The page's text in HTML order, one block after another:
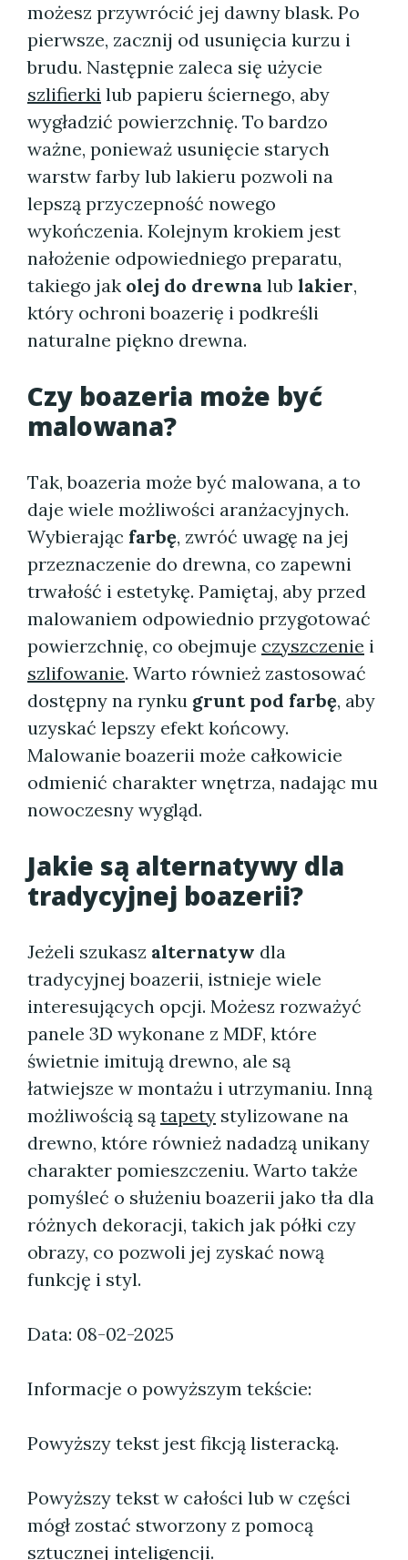
możesz przywrócić jej dawny blask. Po
pierwsze, zacznij od usunięcia kurzu i
brudu. Następnie zaleca się użycie
szlifierki lub papieru ściernego, aby
wygładzić powierzchnię. To bardzo
ważne, ponieważ usunięcie starych
warstw farby lub lakieru pozwoli na
lepszą przyczepność nowego
wykończenia. Kolejnym krokiem jest
nałożenie odpowiedniego preparatu,
takiego jak olej do drewna lub lakier,
który ochroni boazerię i podkreśli
naturalne piękno drewna.
Czy boazeria może być
malowana?
Tak, boazeria może być malowana, a to
daje wiele możliwości aranżacyjnych.
Wybierając farbę, zwróć uwagę na jej
przeznaczenie do drewna, co zapewni
trwałość i estetykę. Pamiętaj, aby przed
malowaniem odpowiednio przygotować
powierzchnię, co obejmuje czyszczenie i
szlifowanie. Warto również zastosować
dostępny na rynku grunt pod farbę, aby
uzyskać lepszy efekt końcowy.
Malowanie boazerii może całkowicie
odmienić charakter wnętrza, nadając mu
nowoczesny wygląd.
Jakie są alternatywy dla
tradycyjnej boazerii?
Jeżeli szukasz alternatyw dla
tradycyjnej boazerii, istnieje wiele
interesujących opcji. Możesz rozważyć
panele 3D wykonane z MDF, które
świetnie imitują drewno, ale są
łatwiejsze w montażu i utrzymaniu. Inną
możliwością są tapety stylizowane na
drewno, które również nadadzą unikany
charakter pomieszczeniu. Warto także
pomyśleć o służeniu boazerii jako tła dla
różnych dekoracji, takich jak półki czy
obrazy, co pozwoli jej zyskać nową
funkcję i styl.
Data: 08-02-2025
Informacje o powyższym tekście:
Powyższy tekst jest fikcją listeracką.
Powyższy tekst w całości lub w części
mógł zostać stworzony z pomocą
sztucznej inteligencji.